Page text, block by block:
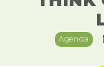
Agenda